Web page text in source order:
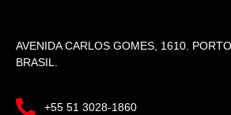
AVENIDA CARLOS GOMES, 1610.
BRASIL.
+55 51 3028-1860